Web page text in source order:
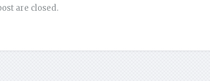
are closed.